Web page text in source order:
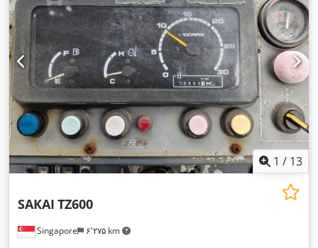
1 / 13
Singapore ۶٬۲۷۵ km
SAKAI TZ600